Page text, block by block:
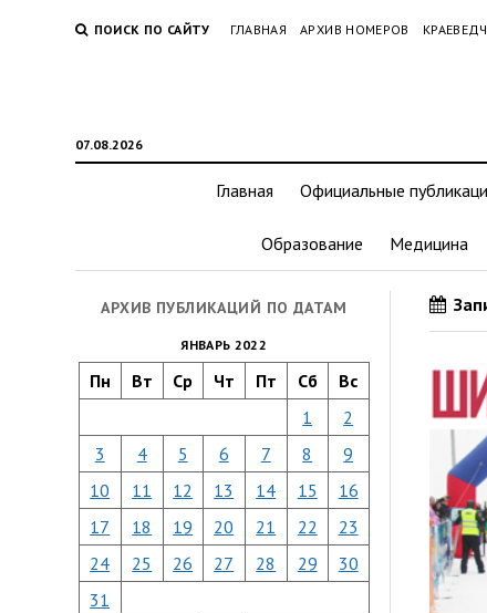
ПОИСК ПО САЙТУ ГЛАВНАЯ АРХИВ НОМЕРОВ
07.08.2026
Главная Официальные
Образование Медицина
АРХИВ ПУБЛИКАЦИЙ ПО ДАТАМ
ЯНВАРЬ 2022
Пн Вт Ср Чт Пт Сб Вс
1
2
3
4 5 6 7 8
9
10
11 12 13 14 15
16
17
18 19 20 21 22
23
24
25 26 27 28 29
30
31